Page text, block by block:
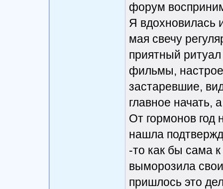
форум
Я вдохновилась
мая свечу
приятный
фильмы,
застаревшие,
главное начать,
От гормонов год
нашла
-то как бы сама
выморозила
пришлось это